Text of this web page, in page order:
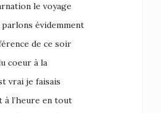
le voyage
parlons évidemment
de ce soir
coeur à la
vrai je faisais
l’heure en tout